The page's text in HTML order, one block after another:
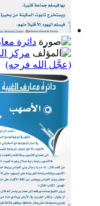
دائرة
مركز
(عجَّل الله فرجه)